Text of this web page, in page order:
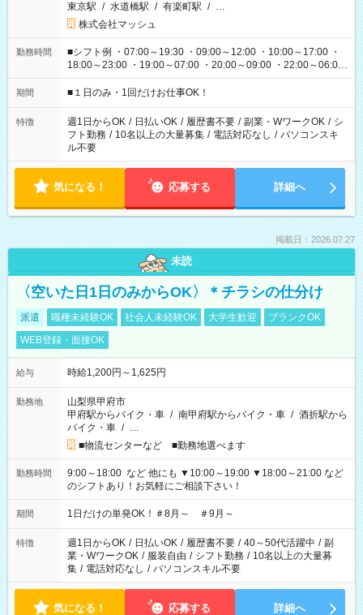
東京駅 / 水道橋駅 / 有楽町駅 / …
株式会社マッシュ
勤務時間
■シフト例 ・07:00～19:30 ・09:00～12:00 ・10:00～17:00 ・
18:00～23:00 ・19:00～07:00 ・20:00～09:00 ・22:00～06:00
etc ★最短で3時間で5,120円のお仕事から 15時間で2万円近く稼
げるお仕事も！ ご希望のお時間に合わせてご紹介！ ※シフトは
ください！
期間 ■１日のみ・1回だけお仕事OK！
特徴 週1日からOK / 日払いOK / 履歴書不要 / 副業・WワークOK / シ
フト勤務 / 10名以上の大量募集 / 電話対応なし / パソコンスキ
ル不要
気になる！ 応募する 詳細へ
掲載日：2026.07.27
未読
〈空いた日1日のみからOK〉＊チラシの仕分け
派遣 職種未経験OK 社会人未経験OK 大学生歓迎
ブランクOK
WEB登録・面接OK
給与 時給1,200円～1,625円
勤務地
山梨県甲府市
甲府駅からバイク・車 / 南甲府駅からバイク・車 / 酒折駅から
バイク・車 / …
■物流センターなど ■勤務地選べます
勤務時間
9:00～18:00 など 他にも ▼10:00～19:00 ▼18:00～21:00 など
のシフトあり！お気軽にご相談下さい！
期間 1日だけの単発OK！＃8月～ ＃9月～
特徴 週1日からOK / 日払いOK / 履歴書不要 / 40～50代活躍中 / 副
業・WワークOK / 服装自由 / シフト勤務 / 10名以上の大量募
集 / 電話対応なし / パソコンスキル不要
気になる！ 応募する 詳細へ